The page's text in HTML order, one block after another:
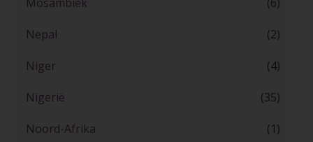
Nepal (2)
Niger (4)
Nigerië (35)
Noord-Afrika (1)